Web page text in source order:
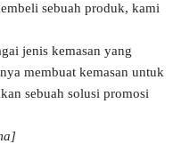
sebuah produk, kami
jenis kemasan yang
membuat kemasan untuk
sebuah solusi promosi